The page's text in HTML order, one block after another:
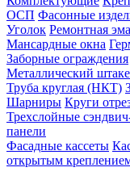
ОСП Фасонные
Уголок Ремонтная
Мансардные окна
Заборные ограждения
Металлический
Труба круглая (НКТ)
Шарниры Круги
Трехслойные
панели
Фасадные кассеты
открытым